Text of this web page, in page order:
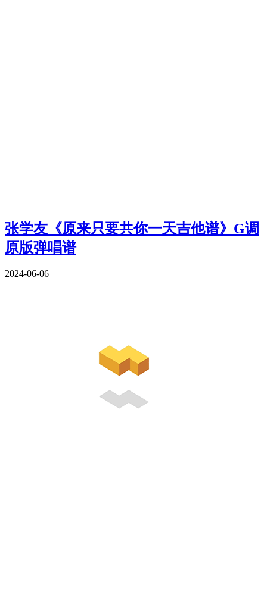
张学友《原来只要共你一天吉他谱》G调
原版弹唱谱
2024-06-06